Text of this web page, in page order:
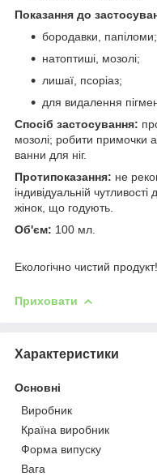
Показання до
бородавки, папіломи;
натоптиші, мозолі;
лишаї, псоріаз;
для видалення
Спосіб застосування:
мозолі; робити примочки
ванни для ніг.
Протипоказання: не
індивідуальній
жінок, що годують.
Об'єм: 100 мл.
Екологічно чистий продукт!
Приховати
Характеристики
Основні
Виробник
Країна виробник
Форма випуску
Вага